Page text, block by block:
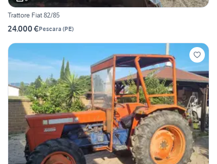
Trattore Fiat 82/85
24.000 €Pescara (PE)